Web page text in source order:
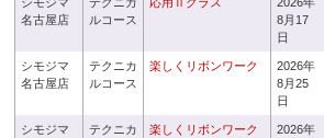
名古屋店
ルコース
8月17
日
シモジマ
名古屋店
テクニカ
ルコース
楽しくリボンワーク
2026年
8月25
日
シモジマ
テクニカ
楽しくリボンワーク
2026年